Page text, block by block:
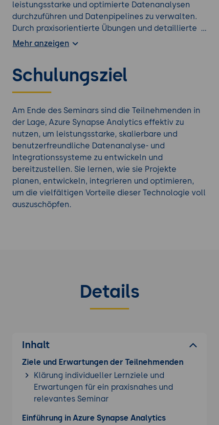
leistungsstarke und optimierte Datenanalysen
durchzuführen und Datenpipelines zu verwalten.
Durch praxisorientierte Übungen und detaillierte
Anleitungen erlangen sie die Fähigkeit, qualitativ
Verbesserung der Effizienz und Qualität der
Datenverarbeitung in ihrem Unternehmen
Azure Synapse Analytics ist eine umfassende und
flexible Plattform, die Data Warehousing und Big
Data-Analysen in einer einheitlichen Umgebung
vereint. Mit einer Vielzahl von Funktionen für
Datenintegration, -verarbeitung und -analyse
bietet Azure Synapse eine leistungsstarke Lösung
für Unternehmen, die ihre Daten verwalten und
analysieren möchten. Im Vergleich zu anderen
Analytics-Plattformen bietet Azure Synapse
Entdecken Sie unsere weiteren Azure Kurse
Mehr anzeigen
Schulungsziel
Am Ende des Seminars sind die Teilnehmenden in
der Lage, Azure Synapse Analytics effektiv zu
nutzen, um leistungsstarke, skalierbare und
benutzerfreundliche Datenanalyse- und
Integrationssysteme zu entwickeln und
bereitzustellen. Sie lernen, wie sie Projekte
planen, entwickeln, integrieren und optimieren,
um die vielfältigen Vorteile dieser Technologie voll
auszuschöpfen.
Details
Inhalt
Ziele und Erwartungen der Teilnehmenden
Klärung individueller Lernziele und
Erwartungen für ein praxisnahes und
relevantes Seminar
Einführung in Azure Synapse Analytics